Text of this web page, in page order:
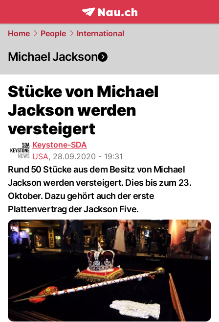
frontpage.NAU.ch
Home People International
Michael Jackson
Stücke von Michael
Jackson werden
versteigert
Keystone-SDA
USA, 28.09.2020 - 19:31
Rund 50 Stücke aus dem Besitz von Michael
Jackson werden versteigert. Dies bis zum 23.
Oktober. Dazu gehört auch der erste
Plattenvertrag der Jackson Five.